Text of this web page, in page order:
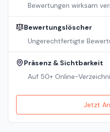
Bewertungen wirksam
Bewertungslöscher
Ungerechtfertigte
Präsenz & Sichtbarkeit
Auf 50+ Online-
Jetzt